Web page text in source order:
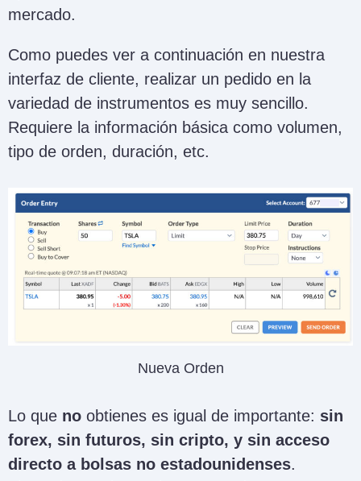
mercado.
Como puedes ver a continuación en nuestra
interfaz de cliente, realizar un pedido en la
variedad de instrumentos es muy sencillo.
Requiere la información básica como volumen,
tipo de orden, duración, etc.
Nueva Orden
Lo que no obtienes es igual de importante: sin
forex, sin futuros, sin cripto, y sin acceso
directo a bolsas no estadounidenses.